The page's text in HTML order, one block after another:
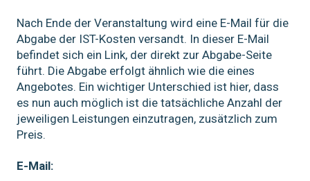
Nach Ende der Veranstaltung wird eine E-Mail für die
Abgabe der IST-Kosten versandt. In dieser E-Mail
befindet sich ein Link, der direkt zur Abgabe-Seite
führt. Die Abgabe erfolgt ähnlich wie die eines
Angebotes. Ein wichtiger Unterschied ist hier, dass
es nun auch möglich ist die tatsächliche Anzahl der
jeweiligen Leistungen einzutragen, zusätzlich zum
Preis.
E-Mail: